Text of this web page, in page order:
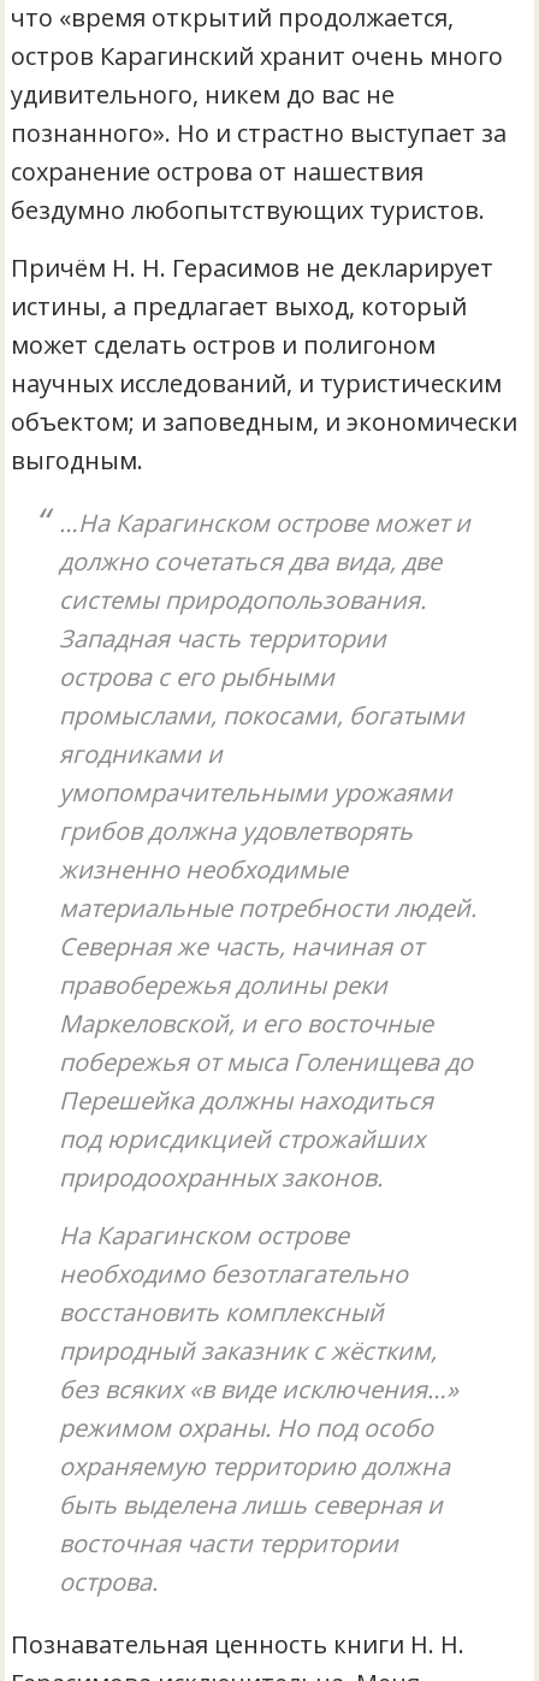
что «время открытий продолжается,
остров Карагинский хранит очень много
удивительного, никем до вас не
познанного». Но и страстно выступает за
сохранение острова от нашествия
бездумно любопытствующих туристов.
Причём Н. Н. Герасимов не декларирует
истины, а предлагает выход, который
может сделать остров и полигоном
научных исследований, и туристическим
объектом; и заповедным, и экономически
выгодным.
…На Карагинском острове может и
должно сочетаться два вида, две
системы природопользования.
Западная часть территории
острова с его рыбными
промыслами, покосами, богатыми
ягодниками и
умопомрачительными урожаями
грибов должна удовлетворять
жизненно необходимые
материальные потребности людей.
Северная же часть, начиная от
правобережья долины реки
Маркеловской, и его восточные
побережья от мыса Голенищева до
Перешейка должны находиться
под юрисдикцией строжайших
природоохранных законов.
На Карагинском острове
необходимо безотлагательно
восстановить комплексный
природный заказник с жёстким,
без всяких «в виде исключения…»
режимом охраны. Но под особо
охраняемую территорию должна
быть выделена лишь северная и
восточная части территории
острова.
Познавательная ценность книги Н. Н.